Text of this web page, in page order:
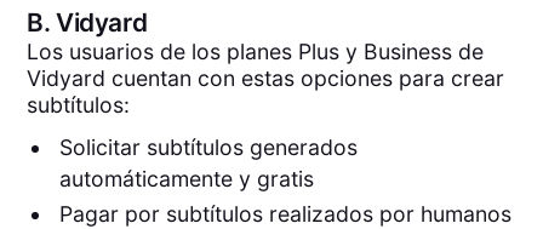
B.Vidyard
Los usuarios de los planes Plus y Business de
Vidyard cuentan con estas opciones para crear
subtítulos:
Solicitar subtítulos generados
automáticamente y gratis
Pagar por subtítulos realizados por humanos